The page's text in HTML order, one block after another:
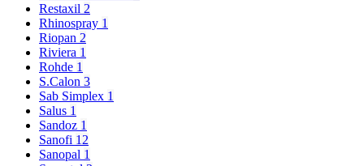
Restaxil 2
Rhinospray 1
Riopan 2
Riviera 1
Rohde 1
S.Calon 3
Sab Simplex 1
Salus 1
Sandoz 1
Sanofi 12
Sanopal 1